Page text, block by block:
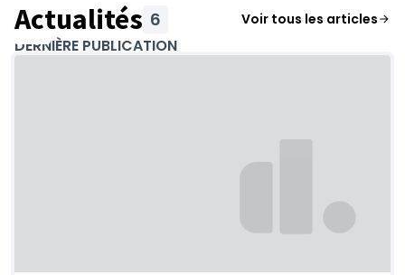
Actualités 6 Voir tous les articles
DERNIÈRE PUBLICATION